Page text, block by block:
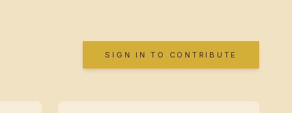
SIGN IN TO CONTRIBUTE